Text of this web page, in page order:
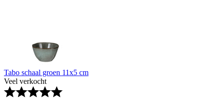
Tabo schaal groen 11x5 cm
Veel verkocht